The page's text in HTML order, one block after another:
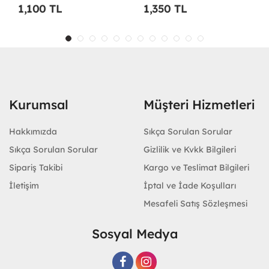
1,350 TL 1,100 TL
Kurumsal
Hakkımızda
Sıkça Sorulan Sorular
Sipariş Takibi
İletişim
Müşteri Hizmetleri
Sıkça Sorulan Sorular
Gizlilik ve Kvkk Bilgileri
Kargo ve Teslimat Bilgileri
İptal ve İade Koşulları
Mesafeli Satış Sözleşmesi
Sosyal Medya